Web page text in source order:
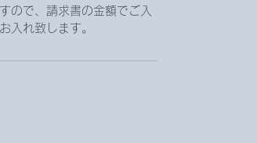
ので、請求書の金額でご入
入れ致します。